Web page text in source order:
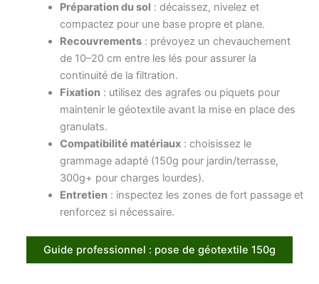
Préparation du sol : décaissez, nivelez et
compactez pour une base propre et plane.
Recouvrements: prévoyez un chevauchement
de 10–20 cm entre les lés pour assurer la
continuité de la filtration.
Fixation: utilisez des agrafes ou piquets pour
maintenir le géotextile avant la mise en place des
granulats.
Compatibilité matériaux: choisissez le
grammage adapté (150g pour jardin/terrasse,
300g+ pour charges lourdes).
Entretien: inspectez les zones de fort passage et
renforcez si nécessaire.
Guide professionnel : pose de géotextile 150g